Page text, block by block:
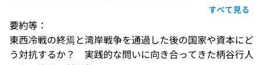
すべて見る
要約等：
東西冷戦の終焉と湾岸戦争を通過した後の国家や資本にど
う対抗するか？　実践的な問いに向き合ってきた柄谷行人